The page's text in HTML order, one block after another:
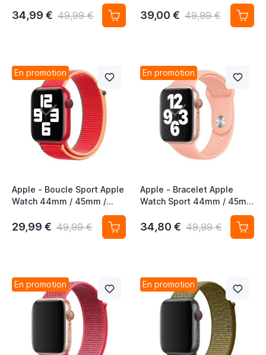
Obsidian Mist
34,99 € 49,99 €
Pride Edition
39,00 € 49,99 €
En promotion
Apple - Boucle Sport Apple
Watch 44mm / 45mm /
(PRODUCT) Red 4th Gen
29,99 € 49,99 €
En promotion
Apple - Bracelet Apple
Watch Sport 44mm / 45mm
Grapefruit
34,80 € 49,99 €
En promotion En promotion